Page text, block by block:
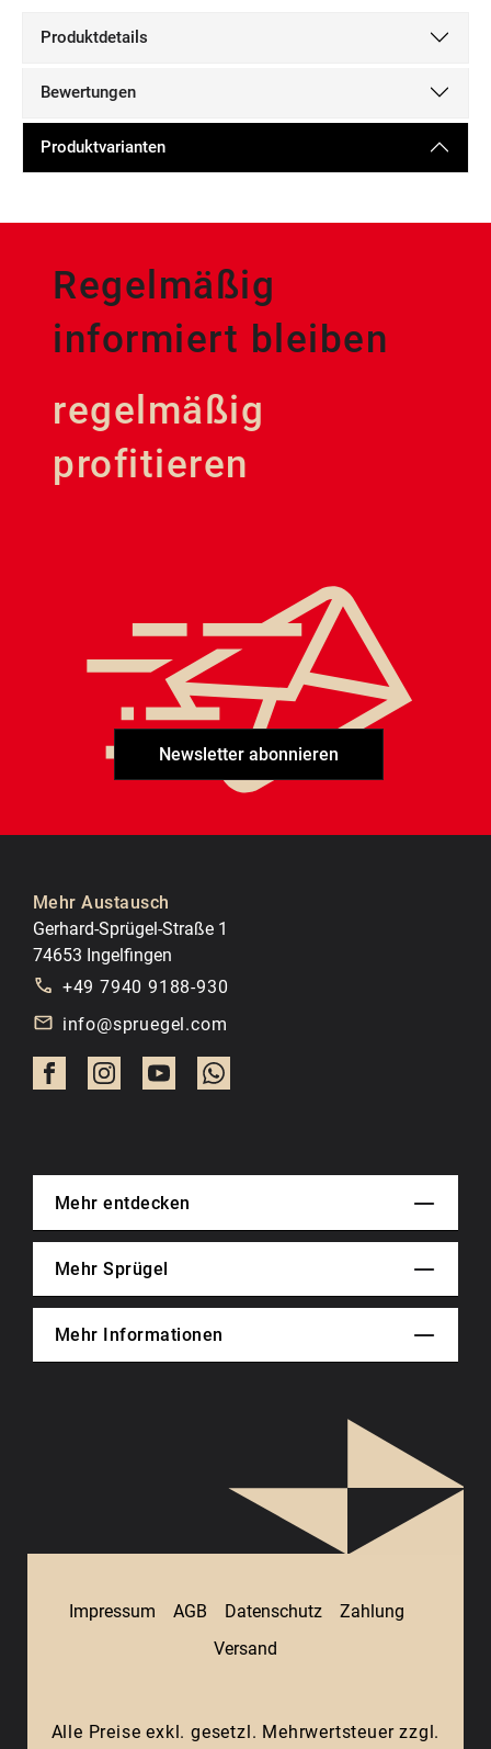
Produktdetails
Bewertungen
Produktvarianten
Regelmäßig
informiert bleiben
regelmäßig
profitieren
Newsletter abonnieren
Mehr Austausch
Gerhard-Sprügel-Straße 1
74653 Ingelfingen
+49 7940 9188-930
info@spruegel.com
Mehr entdecken
Mehr Sprügel
Mehr Informationen
Impressum AGB Datenschutz
Zahlung
Versand
Alle Preise exkl. gesetzl. Mehrwertsteuer zzgl.